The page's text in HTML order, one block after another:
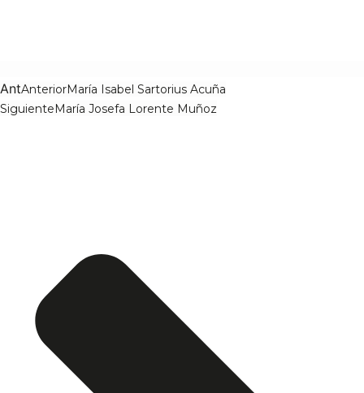
AntAnteriorMaría Isabel Sartorius Acuña
SiguienteMaría Josefa Lorente Muñoz